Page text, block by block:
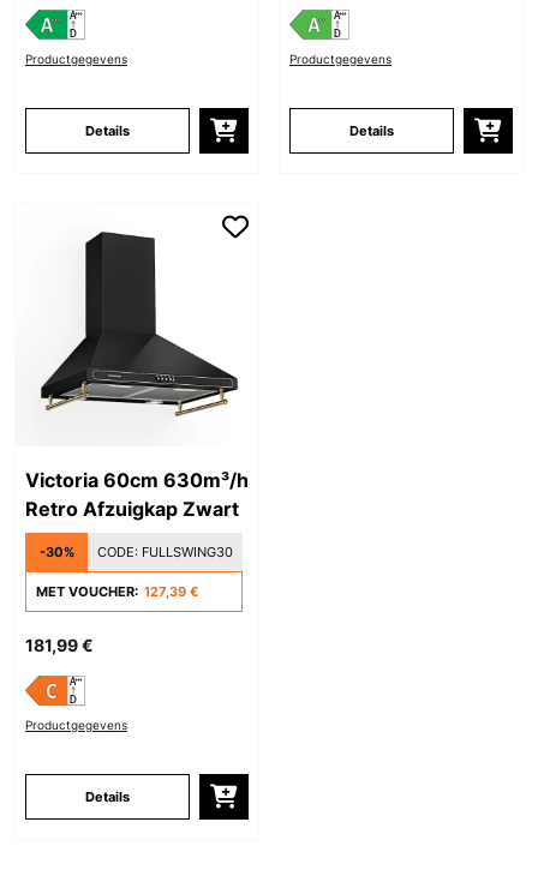
Productgegevens
Details
Productgegevens
Details
Victoria 60cm 630m³/h
Retro Afzuigkap Zwart
-30% CODE: FULLSWING30
MET VOUCHER: 127,39 €
181,99 €
Productgegevens
Details